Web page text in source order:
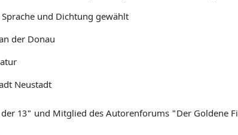
und Dichtung gewählt
der Donau
Neustadt
13" und Mitglied des Autorenforums "Der Goldene